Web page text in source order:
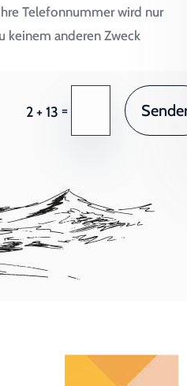
Telefonnummer wird nur
keinem anderen Zweck
2 + 13 =